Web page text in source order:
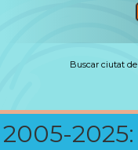
Buscar ciutat
2005-